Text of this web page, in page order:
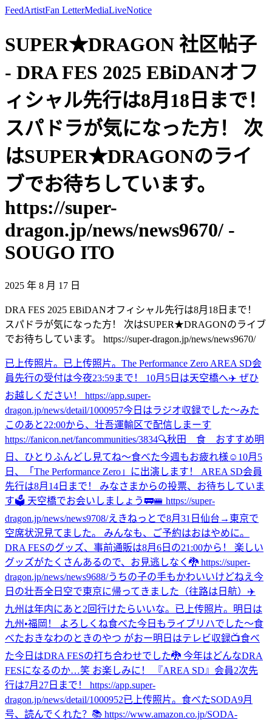
FeedArtistFan LetterMediaLiveNotice
SUPER★DRAGON 社区帖子
- DRA FES 2025 EBiDANオフ
ィシャル先行は8月18日まで！
スパドラが気になった方！ 次
はSUPER★DRAGONのライ
ブでお待ちしています。
https://super-
dragon.jp/news/news9670/ -
SOUGO ITO
2025 年 8 月 17 日
DRA FES 2025 EBiDANオフィシャル先行は8月18日まで！
スパドラが気になった方！ 次はSUPER★DRAGONのライブ
でお待ちしています。 https://super-dragon.jp/news/news9670/
已上传照片。 已上传照片。 The Performance Zero AREA SD会
員先行の受付は今夜23:59まで！ 10月5日は天空橋へ✈️ ぜひ
お越しください！ https://app.super-
dragon.jp/news/detail/1000957今日はラジオ収録でした〜みた
このあと22:00から、壮吾運輸区で配信しまーす
https://fanicon.net/fancommunities/3834🔍秋田 食 おすすめ明
日、ひとりふんどし見てね〜食べた今週もお疲れ様☺️ 10月5
日、「The Performance Zero」に出演します！ AREA SD会員
先行は8月14日まで！ みなさまからの投票、お待ちしていま
す🗳️ 天空橋でお会いしましょう🚃🚝 https://super-
dragon.jp/news/news9708/えきねっとで8月31日仙台→東京で
空席状況見てました。 みんなも、ご予約はおはやめに。
DRA FESのグッズ、事前通販は8月6日の21:00から！ 楽しい
グッズがたくさんあるので、お見逃しなく🐉 https://super-
dragon.jp/news/news9688/うちの子の手もかわいいけどねえ 今
日の壮吾全日空で東京に帰ってきました（往路は日航）✈️
九州は年内にあと2回行けたらいいな。 已上传照片。 明日は
九州•福岡！ よろしくね食べた今日もライブリハでした〜食
べたおきなわのときのやつ がおー明日はテレビ収録📺食べ
た今日はDRA FESの打ち合わせでした🐉 今年はどんなDRA
FESになるのか…笑 お楽しみに！ 『AREA SD』会員2次先
行は7月27日まで！ https://app.super-
dragon.jp/news/detail/1000952已上传照片。 食べたSODA9月
号、読んでくれた？📚 https://www.amazon.co.jp/SODA-